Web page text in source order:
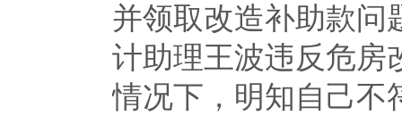
并领取改造补助款问
计助理王波违反危房
情况下，明知自己不